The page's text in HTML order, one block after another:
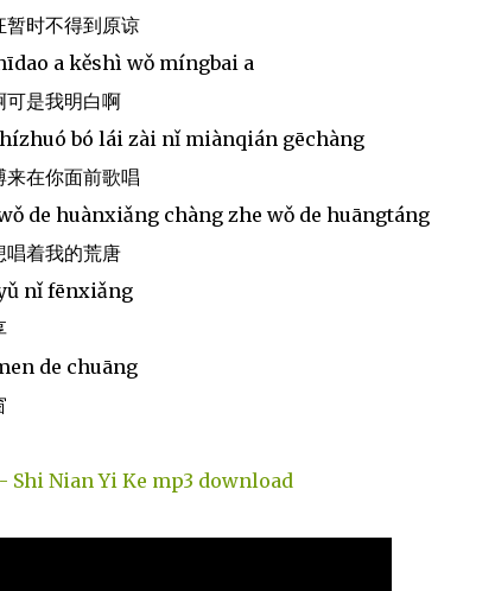
暂时不得到原谅
a kěshì wǒ míngbai a
可是我明白啊
bó lái zài nǐ miànqián gēchàng
来在你面前歌唱
de huànxiǎng chàng zhe wǒ de huāngtáng
唱着我的荒唐
nǐ fēnxiǎng
de chuāng
Shi Nian Yi Ke mp3 download